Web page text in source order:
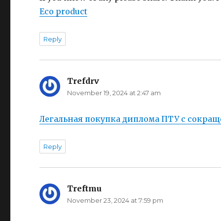
Eco product
Reply
Trefdrv
November 19, 2024 at 2:47 am
Легальная покупка диплома ПТУ с
Reply
Treftmu
November 23, 2024 at 7:59 pm